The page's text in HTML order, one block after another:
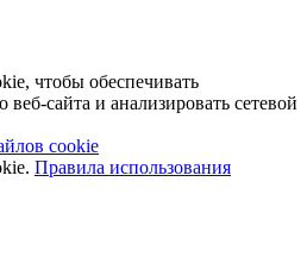
чтобы обеспечивать
сайта и анализировать сетевой
cookie
Правила использования